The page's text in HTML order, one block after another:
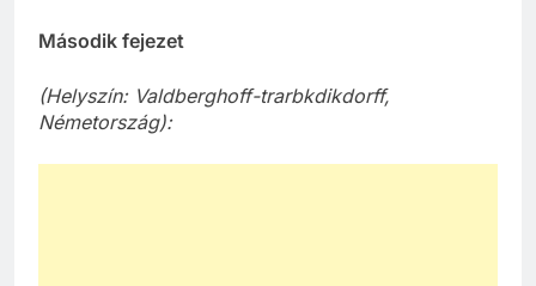
Második fejezet
(Helyszín: Valdberghoff-trarbkdikdorff,
Németország):